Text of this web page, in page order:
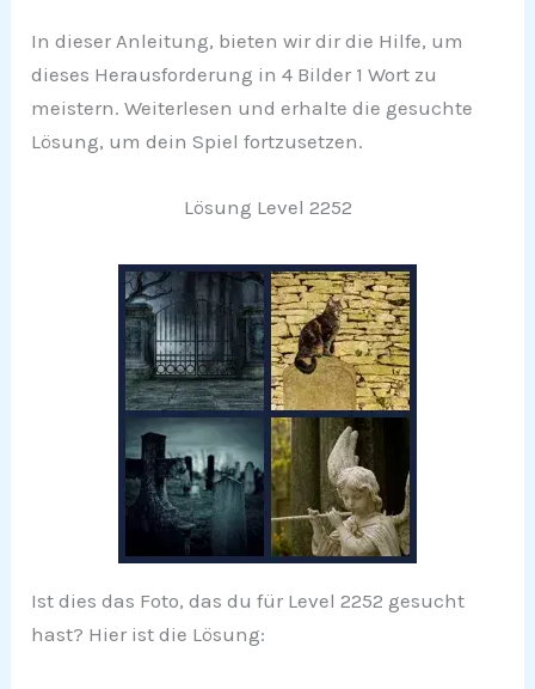
In dieser Anleitung, bieten wir dir die Hilfe, um
dieses Herausforderung in 4 Bilder 1 Wort zu
meistern. Weiterlesen und erhalte die gesuchte
Lösung, um dein Spiel fortzusetzen.
Lösung Level 2252
Ist dies das Foto, das du für Level 2252 gesucht
hast? Hier ist die Lösung: